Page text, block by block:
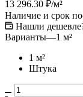
13 296.30 ₽/м²
Наличие и срок
Нашли
Варианты—1 м²
1 м²
Штука